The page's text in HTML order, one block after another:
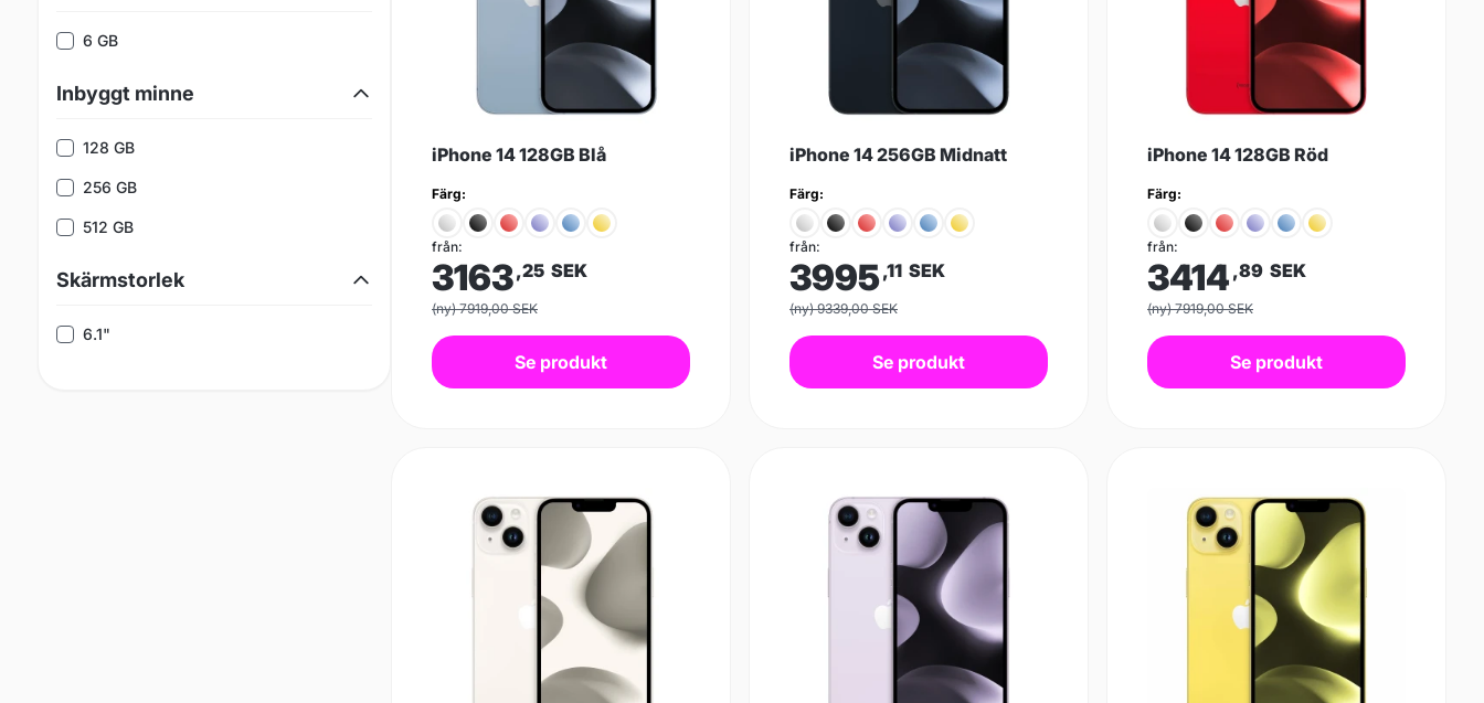
6 GB
Inbyggt minne
128 GB
256 GB
512 GB
Skärmstorlek
6.1"
iPhone 14 128GB Blå
Färg:
från:
3163,25 SEK
(ny) 7919,00 SEK
Se produkt
iPhone 14 256GB Midnatt
Färg:
från:
3995,11 SEK
(ny) 9339,00 SEK
Se produkt
iPhone 14 128GB Röd
Färg:
från:
3414 ,89 SEK
(ny) 7919,00 SEK
Se produkt